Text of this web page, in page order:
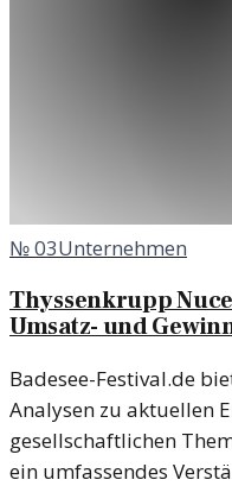
№03Unternehmen
Thyssenkrupp
Umsatz- und
Badesee-Festival.de
Analysen zu aktuellen
gesellschaftlichen
ein umfassendes